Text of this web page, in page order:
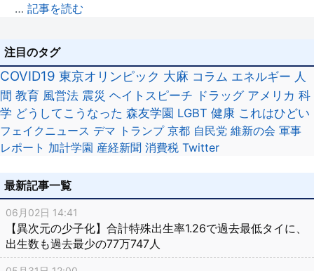
… 記事を読む
注目のタグ
COVID19 東京オリンピック 大麻 コラム エネルギー 人
間 教育 風営法 震災 ヘイトスピーチ ドラッグ アメリカ 科
学 どうしてこうなった 森友学園 LGBT 健康 これはひどい
フェイクニュース デマ トランプ 京都 自民党 維新の会 軍事
レポート 加計学園 産経新聞 消費税 Twitter
最新記事一覧
06月02日 14:41
【異次元の少子化】合計特殊出生率1.26で過去最低タイに、
出生数も過去最少の77万747人